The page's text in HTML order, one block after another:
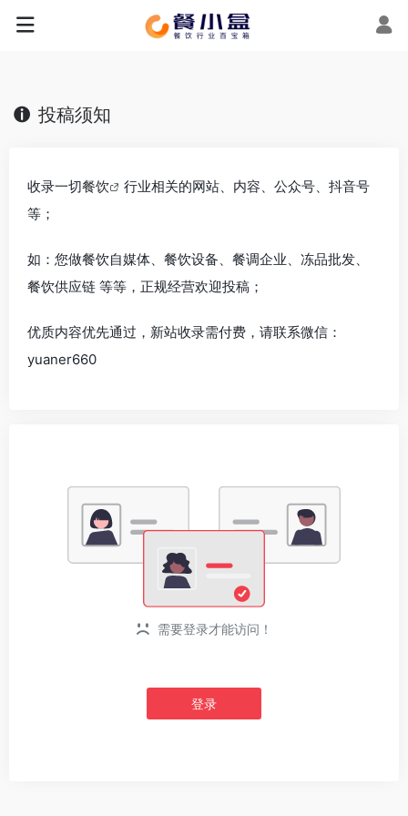
投稿须知
收录一切餐饮
行业相关的网站、内容、公众号、抖音号
等；
如：您做餐饮自媒体、餐饮设备、餐调企业、冻品批发、
餐饮供应链 等等，正规经营欢迎投稿；
优质内容优先通过，新站收录需付费，请联系微信：
yuaner660
需要登录才能访问！
登录